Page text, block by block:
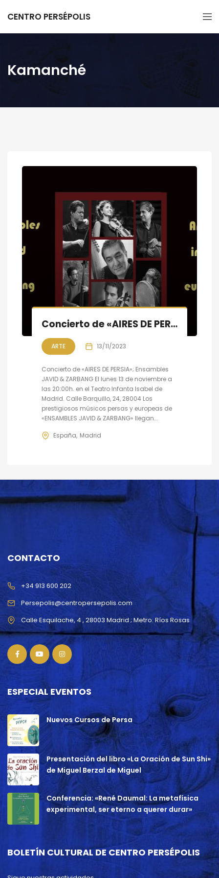
CENTRO PERSÉPOLIS
Kamanché
Concierto de «AIRES DE PERSIA»; Ensambles JAVID & ZARBANG en Madrid
ARTE 13/11/2023
Concierto de «AIRES DE PERSIA»; Ensambles
JAVID & ZARBANG El lunes 13 de noviembre a
las 20:00h. en el Teatro Infanta Isabel de
Madrid. Calle Barquillo, 24, 28004 Los
prestigiosos músicos persas y europeas de
«ENSAMBLES JAVID & ZARBANG» llegan...
España Madrid
CONTACTO
Persepolis@centropersepolis.com
+34 913 600 202
ESPECIAL EVENTOS
Nuevos Cursos de Persa
Presentación del libro «La Oración de Sun Shi»
de Miguel Berzal de Miguel
Conferencia: «René Daumal: La metafísica
experimental, ser eterno a querer durar»
BOLETÍN CULTURAL DE CENTRO PERSÉPOLIS